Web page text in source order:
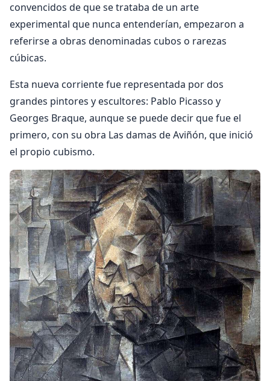
convencidos de que se trataba de un arte
experimental que nunca entenderían, empezaron a
referirse a obras denominadas cubos o rarezas
cúbicas.
Esta nueva corriente fue representada por dos
grandes pintores y escultores: Pablo Picasso y
Georges Braque, aunque se puede decir que fue el
primero, con su obra Las damas de Aviñón, que inició
el propio cubismo.